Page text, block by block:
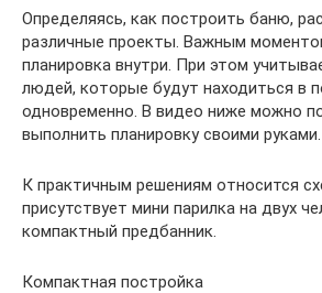
Определяясь, как построить баню,
различные проекты. Важным
планировка внутри. При этом
людей, которые будут находиться в
одновременно. В видео ниже можно
выполнить планировку своими руками.
К практичным решениям относится
присутствует мини парилка на двух
компактный предбанник.
Компактная постройка